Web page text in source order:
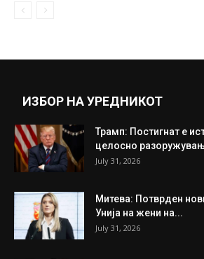
ИЗБОР НА УРЕДНИКОТ
Трамп: Постигнат е
целосно
July 31, 2026
Митева: Потврден
Унија на жени на...
July 31, 2026